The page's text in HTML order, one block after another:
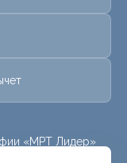
«МРТ Лидер»